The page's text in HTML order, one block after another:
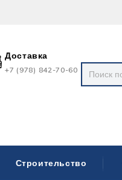
Доставка
+7 (978) 842-70-60
Строительство